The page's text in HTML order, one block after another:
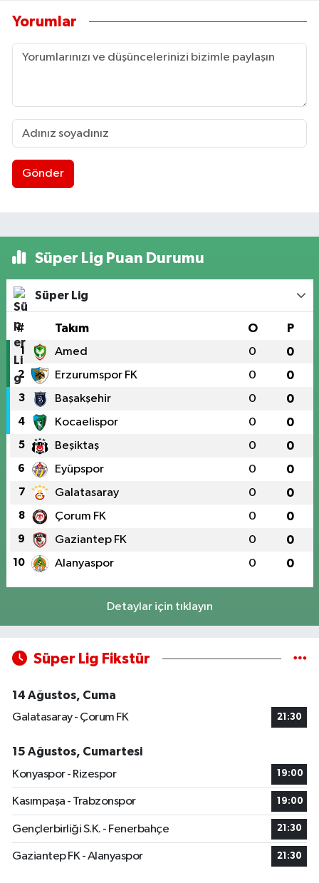
Yorumlar
Gönder
Süper Lig Puan Durumu
Süper Lig
# Takım O P
1 Amed 0 0
2 Erzurumspor FK 0 0
3 Başakşehir 0 0
4 Kocaelispor 0 0
5 Beşiktaş 0 0
6 Eyüpspor 0 0
7 Galatasaray 0 0
8 Çorum FK 0 0
9 Gaziantep FK 0 0
10 Alanyaspor 0 0
Detaylar için tıklayın
Süper Lig Fikstür
14 Ağustos, Cuma
Galatasaray - Çorum FK
21:30
15 Ağustos, Cumartesi
Konyaspor - Rizespor
19:00
Kasımpaşa - Trabzonspor 19:00
Gençlerbirliği S.K. - Fenerbahçe 21:30
Gaziantep FK - Alanyaspor 21:30